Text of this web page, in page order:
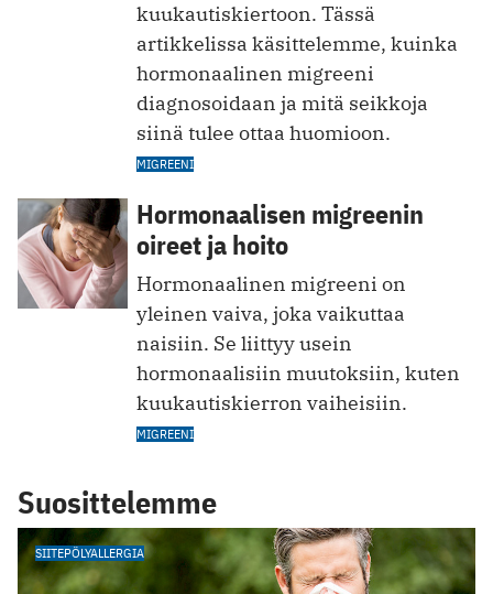
kuukautiskiertoon. Tässä
artikkelissa käsittelemme, kuinka
hormonaalinen migreeni
diagnosoidaan ja mitä seikkoja
siinä tulee ottaa huomioon.
MIGREENI
Hormonaalisen migreenin
oireet ja hoito
Hormonaalinen migreeni on
yleinen vaiva, joka vaikuttaa
naisiin. Se liittyy usein
hormonaalisiin muutoksiin, kuten
kuukautiskierron vaiheisiin.
MIGREENI
Suosittelemme
SIITEPÖLYALLERGIA